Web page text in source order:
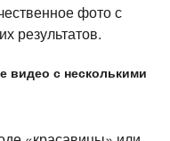
фото с
результатов.
видео с несколькими